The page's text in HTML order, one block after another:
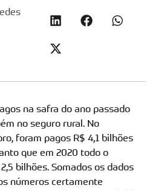
na safra do ano passado
no seguro rural. No
foram pagos R$ 4,1 bilhões
que em 2020 todo o
bilhões. Somados os dados
números certamente